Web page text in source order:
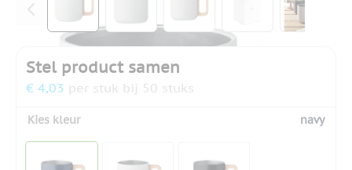
Stel product samen
€ 4,03 per stuk bij 50 stuks
Kies kleur navy